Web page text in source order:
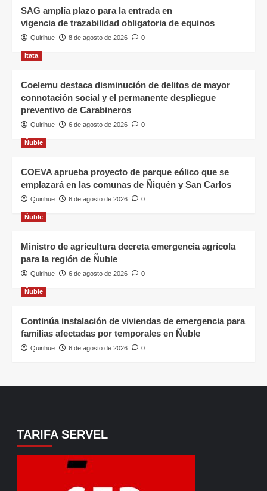
SAG amplía plazo para la entrada en
vigencia de trazabilidad obligatoria de equinos
Quirihue 8 de agosto de 2026 0
Itata
Coelemu destaca disminución de delitos de mayor
connotación social y el permanente despliegue
preventivo de Carabineros
Quirihue 6 de agosto de 2026 0
Ñuble
COEVA aprueba proyecto de parque eólico que se
emplazará en las comunas de Ñiquén y San Carlos
Quirihue 6 de agosto de 2026 0
Ñuble
Ministro de agricultura decreta emergencia agrícola
para la región de Ñuble
Quirihue 6 de agosto de 2026 0
Ñuble
Continúa instalación de viviendas de emergencia para
familias afectadas por temporales en Ñuble
Quirihue 6 de agosto de 2026 0
TARIFA SERVEL